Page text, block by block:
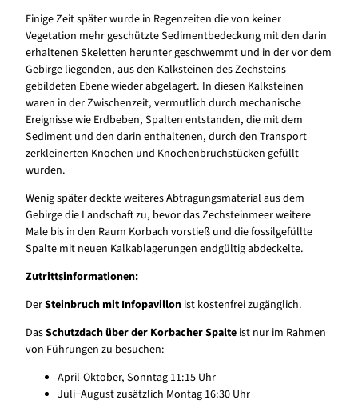
Einige Zeit später wurde in Regenzeiten die von keiner
Vegetation mehr geschützte Sedimentbedeckung mit den darin
erhaltenen Skeletten herunter geschwemmt und in der vor dem
Gebirge liegenden, aus den Kalksteinen des Zechsteins
gebildeten Ebene wieder abgelagert. In diesen Kalksteinen
waren in der Zwischenzeit, vermutlich durch mechanische
Ereignisse wie Erdbeben, Spalten entstanden, die mit dem
Sediment und den darin enthaltenen, durch den Transport
zerkleinerten Knochen und Knochenbruchstücken gefüllt
wurden.
Wenig später deckte weiteres Abtragungsmaterial aus dem
Gebirge die Landschaft zu, bevor das Zechsteinmeer weitere
Male bis in den Raum Korbach vorstieß und die fossilgefüllte
Spalte mit neuen Kalkablagerungen endgültig abdeckelte.
Zutrittsinformationen:
DerSteinbruch mit Infopavillon ist kostenfrei zugänglich.
DasSchutzdach über der Korbacher Spalte ist nur im Rahmen
von Führungen zu besuchen:
April-Oktober, Sonntag 11:15 Uhr
Juli+August zusätzlich Montag 16:30 Uhr